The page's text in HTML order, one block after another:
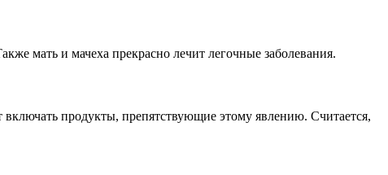
мать и мачеха прекрасно лечит легочные заболевания.
продукты, препятствующие этому явлению. Считается,